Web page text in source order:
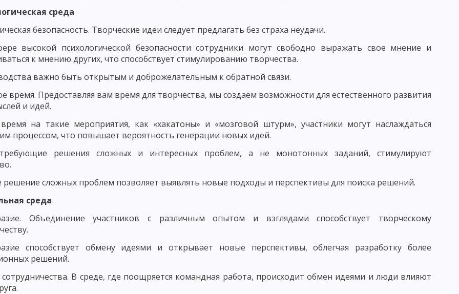
ПРОЦЕССА СОДЕРЖАНИЕ ПЕДАГОГИЧЕСКОЙ ДЕЯТЕЛЬНОСТИ И ФУНКЦИИ ПЕДАГОГА
МАСТЕРСТВО И ЕГО ЭЛЕМЕНТЫ УРОВНИ ПЕДАГОГИЧЕСКОГО МАСТЕРСТВА
ОПЫТ, ПРОФЕССИОНАЛЬНАЯ КОМПЕТЕНТНОСТЬ ПЕДАГОГА
ТЕХНИКА: РЕЧЬ ПЕДАГОГА, УМЕНИЕ ПЕДАГОГА УПРАВЛЯТЬ
ОСНОВНЫЕ ТРЕБОВАНИЯ К УЧИТЕЛЮ: КОММУНИКАБЕЛЬНОСТЬ, ПЕДАГОГИЧЕСКОЕ ОБЩЕНИЕ
ПЕДАГОГИЧЕСКОГО ОБЩЕНИЯ
ПЕДАГОГИЧЕСКОЕ ТВОРЧЕСТВО ХАРАКТЕРИСТИКИ И СВОЙСТВА ТВОРЧЕСКОГО МЫШЛЕНИЯ
МАСТЕРСТВА ИСТОРИЯ РАЗВИТИЯ ДИДАКТИКИ
СИСТЕМА УШИНСКОГО
Н. ПИРОГОВ И Б. ГРИНЧЕНКО
СОВРЕМЕННОЙ ДИДАКТИКИ ПОНЯТИЕ ОБУЧЕНИЯ КАК ДИДАКТИЧЕСКАЯ КАТЕГОРИЯ ПОНЯТИЕ ПРОЦЕСС ОБУЧЕНИЯ
И РУКОВОДСТВО
ПРИЗНАКИ УЧЕБНОГО ПРОЦЕССА ОСНОВНЫЕ КРИТЕРИИ УЧЕБНОГО ПРОЦЕССА
среда
безопасность. Творческие идеи следует предлагать без страха неудачи.
высокой психологической безопасности сотрудники могут свободно выражать свое мнение и
к мнению других, что способствует стимулированию творчества.
важно быть открытым и доброжелательным к обратной связи.
время. Предоставляя вам время для творчества, мы создаём возможности для естественного развития
и идей.
на такие мероприятия, как «хакатоны» и «мозговой штурм», участники могут наслаждаться
процессом, что повышает вероятность генерации новых идей.
решения сложных и интересных проблем, а не монотонных заданий, стимулируют
решение сложных проблем позволяет выявлять новые подходы и перспективы для поиска решений.
среда
Объединение участников с различным опытом и взглядами способствует творческому
способствует обмену идеями и открывает новые перспективы, облегчая разработку более
решений.
сотрудничества. В среде, где поощряется командная работа, происходит обмен идеями и люди влияют